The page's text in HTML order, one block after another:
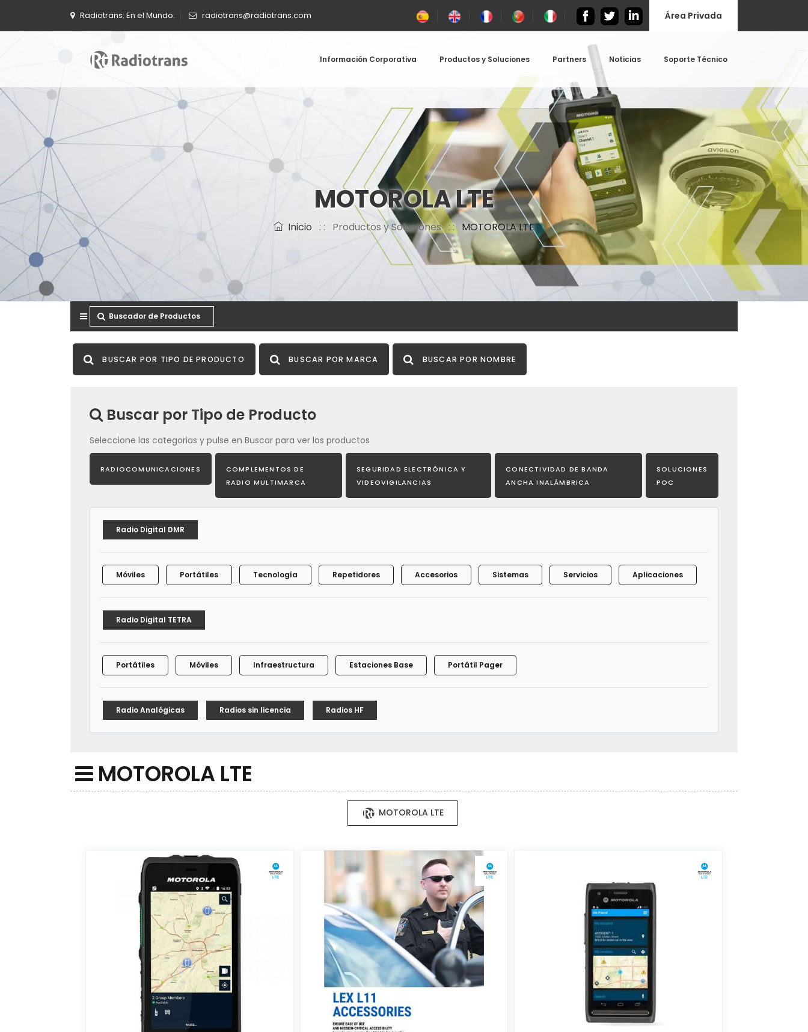
Radiotrans: En el Mundo. radiotrans@radiotrans.com Área Privada
Información Corporativa Productos y Soluciones Partners Noticias Soporte Técnico
MOTOROLA LTE
Inicio : : Productos y Soluciones: : MOTOROLA LTE
Buscador de Productos
BUSCAR POR TIPO DE PRODUCTO BUSCAR POR MARCA BUSCAR POR NOMBRE
Buscar por Tipo de Producto
Seleccione las categorias y pulse en Buscar para ver los productos
RADIOCOMUNICACIONES
COMPLEMENTOS DE
RADIO MULTIMARCA
SEGURIDAD ELECTRÓNICA Y
VIDEOVIGILANCIAS
CONECTIVIDAD DE BANDA
ANCHA INALÁMBRICA
SOLUCIONES
POC
Radio Digital DMR
Móviles Portátiles Tecnología Repetidores Accesorios Sistemas Servicios Aplicaciones
Radio Digital TETRA
Portátiles Móviles Infraestructura Estaciones Base Portátil Pager
Radio Analógicas Radios sin licencia Radios HF
MOTOROLA LTE
MOTOROLA LTE